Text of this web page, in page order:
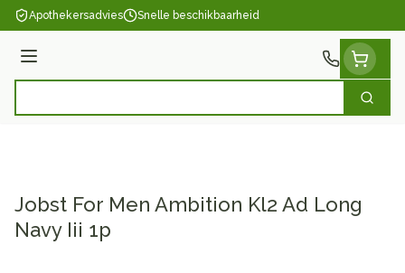
Ga naar de inhoud
Apothekersadvies Snelle beschikbaarheid
Menu
Zoek
Jobst For Men Ambition Kl2 Ad Long
Navy Iii 1p